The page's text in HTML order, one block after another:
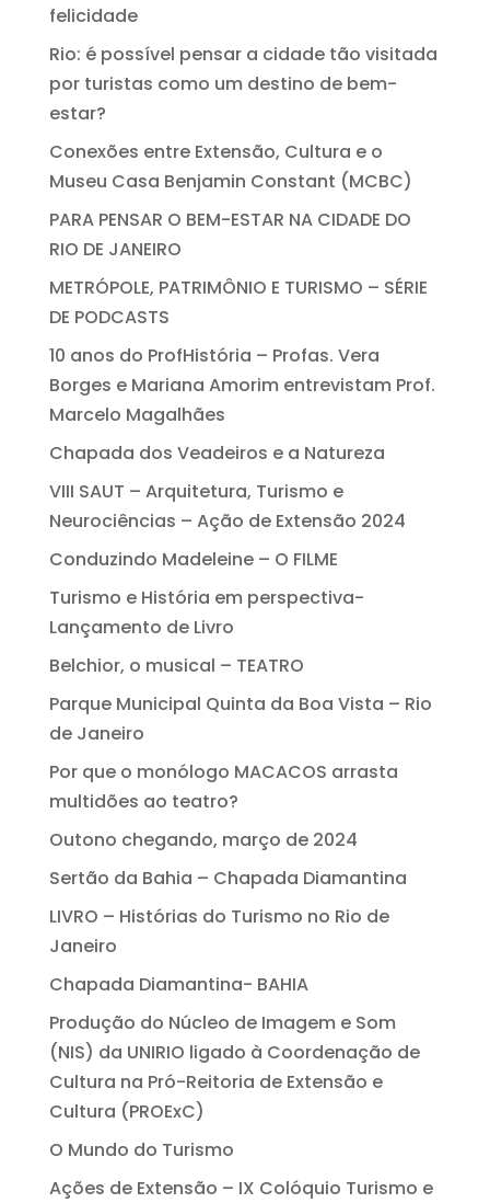
felicidade
Rio: é possível pensar a cidade tão visitada
por turistas como um destino de bem-
estar?
Conexões entre Extensão, Cultura e o
Museu Casa Benjamin Constant (MCBC)
PARA PENSAR O BEM-ESTAR NA CIDADE DO
RIO DE JANEIRO
METRÓPOLE, PATRIMÔNIO E TURISMO – SÉRIE
DE PODCASTS
10 anos do ProfHistória – Profas. Vera
Borges e Mariana Amorim entrevistam Prof.
Marcelo Magalhães
Chapada dos Veadeiros e a Natureza
VIII SAUT – Arquitetura, Turismo e
Neurociências – Ação de Extensão 2024
Conduzindo Madeleine – O FILME
Turismo e História em perspectiva-
Lançamento de Livro
Belchior, o musical – TEATRO
Parque Municipal Quinta da Boa Vista – Rio
de Janeiro
Por que o monólogo MACACOS arrasta
multidões ao teatro?
Outono chegando, março de 2024
Sertão da Bahia – Chapada Diamantina
LIVRO – Histórias do Turismo no Rio de
Janeiro
Chapada Diamantina- BAHIA
Produção do Núcleo de Imagem e Som
(NIS) da UNIRIO ligado à Coordenação de
Cultura na Pró-Reitoria de Extensão e
Cultura (PROExC)
O Mundo do Turismo
Ações de Extensão – IX Colóquio Turismo e